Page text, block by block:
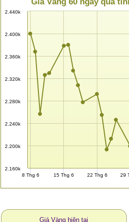
Giá Vàng 60 ngày qua
2.160k
2.200k
2.240k
2.280k
2.320k
2.360k
2.400k
2.440k
8 Thg 6 15 Thg 6 22 Thg 6 29
Giá Vàng hiện tại